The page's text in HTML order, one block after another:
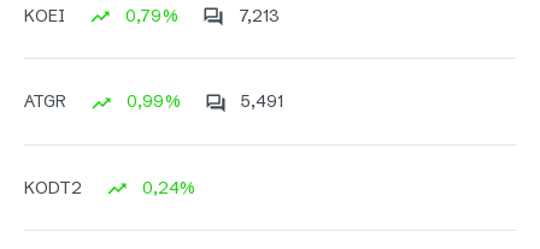
KOEI 0,79% 7,213
ATGR 0,99% 5,491
KODT2 0,24%